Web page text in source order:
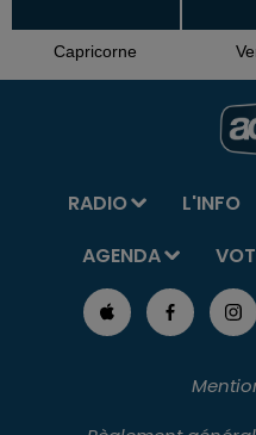
Capricorne
RADIO L'INFO
AGENDA